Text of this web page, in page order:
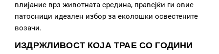
влијание врз животната средина, правејќи ги овие
патосници идеален избор за еколошки освестените
возачи.
ИЗДРЖЛИВОСТ КОЈА ТРАЕ СО ГОДИНИ